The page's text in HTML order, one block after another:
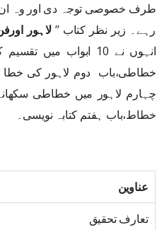
طرف خصوصی توجہ دی اور وہ ان
رہے۔ زیر نظر کتاب ’’لاہور
انہوں نے 10
خطاطی،باب دوم لاہور کی خطا
چہارم لاہور میں خطاطی
خطاط،باب ہفتم کتابہ نویسی۔
عناوین
تعارف تحقیق